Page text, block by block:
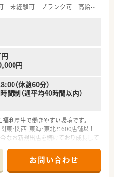
未経験可 ブランク可 高給与(600万円以上)
円
（休憩60分）
間制（週平均40時間以内）
利厚生で働きやすい環境です。
東･関西･東海･東北と600店舗以上
なお新規出店を続けており成長して
食品も充実をしている為、お買い物
お問い合わせ